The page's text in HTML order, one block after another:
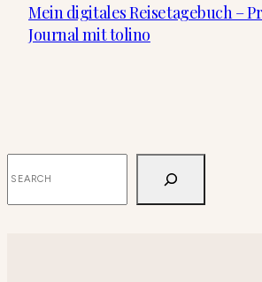
Mein digitales Reisetagebuch –
Journal mit tolino